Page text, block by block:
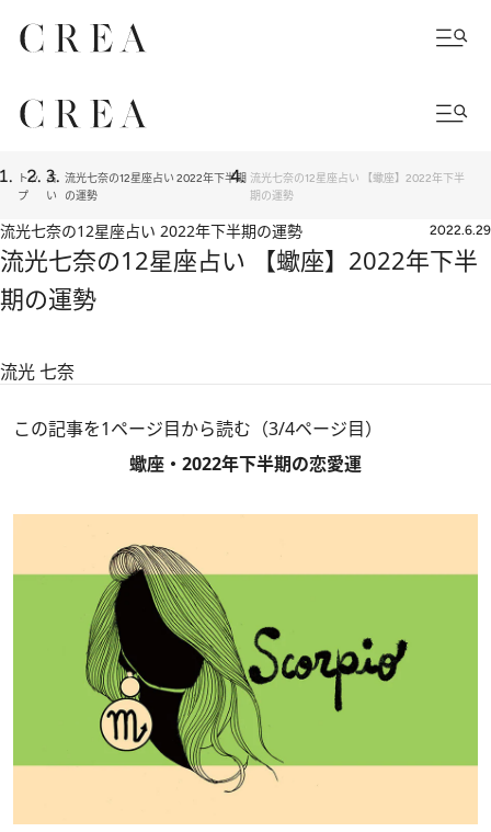
トッ
プ
占
い
流光七奈の12星座占い 2022年下半期
の運勢
流光七奈の12星座占い 【蠍座】2022年下半
期の運勢
流光七奈の12星座占い 2022年下半期の運勢 2022.6.29
流光七奈の12星座占い 【蠍座】2022年下半
期の運勢
流光 七奈
この記事を1ページ目から読む（3/4ページ目）
蠍座・2022年下半期の恋愛運